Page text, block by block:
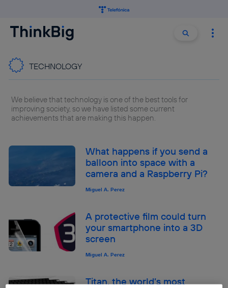
Buscar
TECHNOLOGY
We believe that technology is one of the best tools for
improving society, so we have listed some current
achievements that are making this happen.
What happens if you send a
balloon into space with a
camera and a Raspberry Pi?
Miguel A. Perez
A protective film could turn
your smartphone into a 3D
screen
Miguel A. Perez
Titan, the world’s most